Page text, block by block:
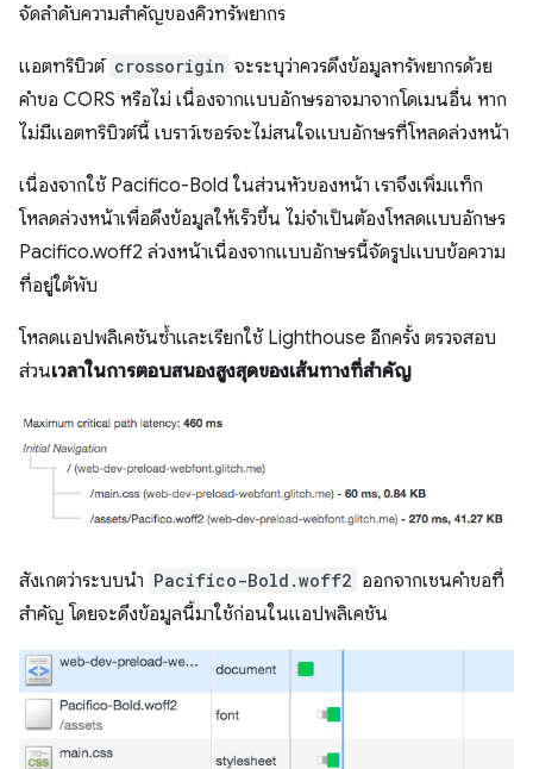
จัดลําดับความสําคัญของคิวทรัพยากร
แอตทริบิวต์ crossorigin จะระบุว่าควรดึงข้อมูลทรัพยากรด้วย
คำขอ CORS หรือไม่ เนื่องจากแบบอักษรอาจมาจากโดเมนอื่น หาก
ไม่มีแอตทริบิวต์นี้ เบราว์เซอร์จะไม่สนใจแบบอักษรที่โหลดล่วงหน้า
เนื่องจากใช้ Pacifico-Bold ในส่วนหัวของหน้า เราจึงเพิ่มแท็ก
โหลดล่วงหน้าเพื่อดึงข้อมูลให้เร็วขึ้น ไม่จำเป็นต้องโหลดแบบอักษร
Pacifico.woff2 ล่วงหน้าเนื่องจากแบบอักษรนี้จัดรูปแบบข้อความ
ที่อยู่ใต้พับ
โหลดแอปพลิเคชันซ้ำและเรียกใช้ Lighthouse อีกครั้ง ตรวจสอบ
ส่วนเวลาในการตอบสนองสูงสุดของเส้นทางที่สำคัญ
สังเกตว่าระบบนำ Pacifico-Bold.woff2 ออกจากเชนคำขอที่
สำคัญ โดยจะดึงข้อมูลนี้มาใช้ก่อนในแอปพลิเคชัน